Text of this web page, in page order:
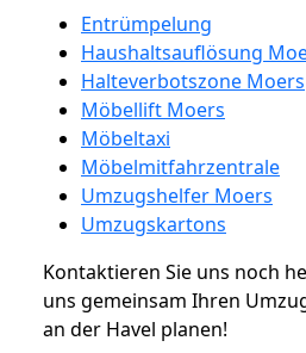
Entrümpelung
Haushaltsauflösung
Halteverbotszone Moers
Möbellift Moers
Möbeltaxi
Möbelmitfahrzentrale
Umzugshelfer Moers
Umzugskartons
Kontaktieren Sie uns noch
uns gemeinsam Ihren
an der Havel planen!